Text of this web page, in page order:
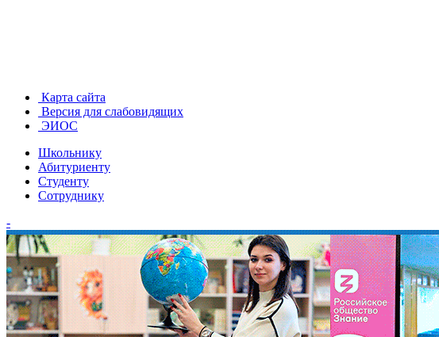
Карта сайта
Версия для слабовидящих
ЭИОС
Школьнику
Абитуриенту
Студенту
Сотруднику
-